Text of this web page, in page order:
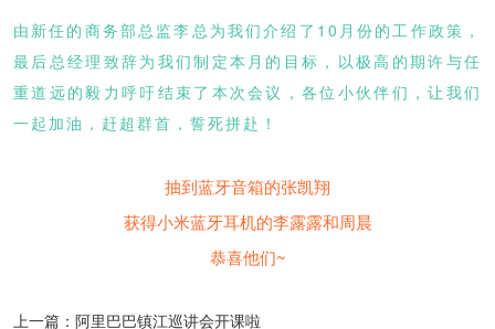
由新任的商务部总监李总为我们介绍了10月份的工作政策，
最后总经理致辞为我们制定本月的目标， 以极高的期许与任
重道远的毅力呼吁结束了本次会议，各位小伙伴们，让我们
一起加油，赶超群首， 誓死拼赴！
抽到蓝牙音箱的张凯翔
获得小米蓝牙耳机的李露露和周晨
恭喜他们~
上一篇：阿里巴巴镇江巡讲会开课啦